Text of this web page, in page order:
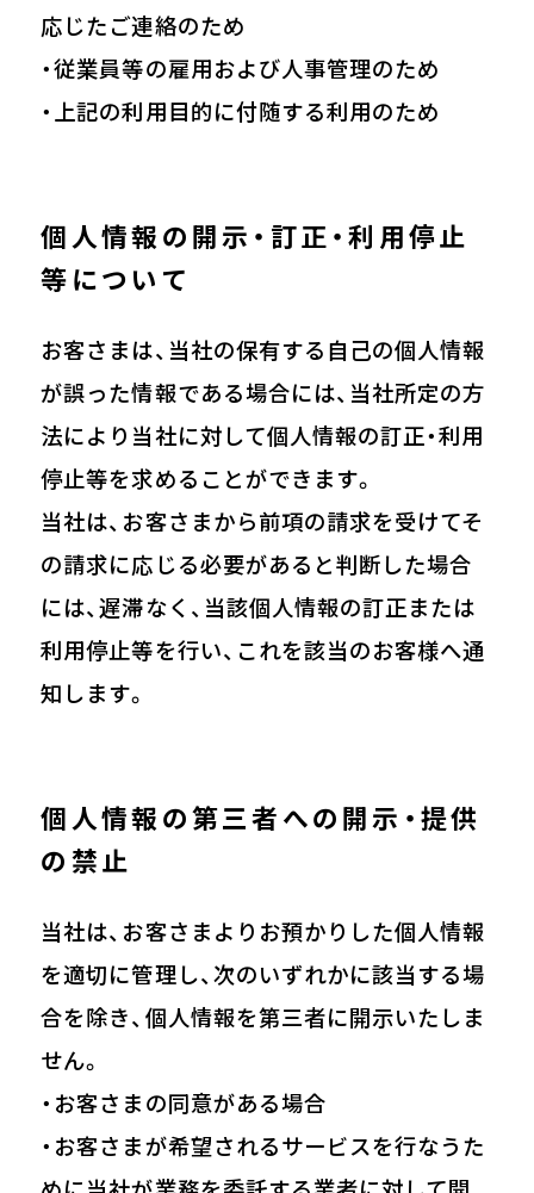
応じたご連絡のため
・従業員等の雇用および人事管理のため
・上記の利用目的に付随する利用のため
個人情報の開示・訂正・利用停止
等について
お客さまは、当社の保有する自己の個人情報
が誤った情報である場合には、当社所定の方
法により当社に対して個人情報の訂正・利用
停止等を求めることができます。
当社は、お客さまから前項の請求を受けてそ
の請求に応じる必要があると判断した場合
には、遅滞なく、当該個人情報の訂正または
利用停止等を行い、これを該当のお客様へ通
知します。
個人情報の第三者への開示・提供
の禁止
当社は、お客さまよりお預かりした個人情報
を適切に管理し、次のいずれかに該当する場
合を除き、個人情報を第三者に開示いたしま
せん。
・お客さまの同意がある場合
・お客さまが希望されるサービスを行なうた